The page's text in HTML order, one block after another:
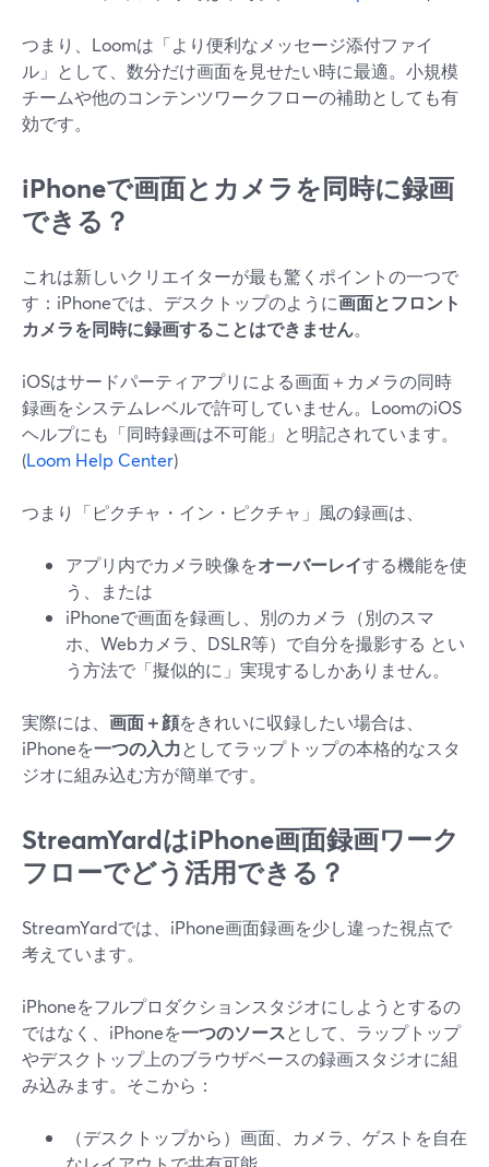
つまり、Loomは「より便利なメッセージ添付ファイ
ル」として、数分だけ画面を見せたい時に最適。小規模
チームや他のコンテンツワークフローの補助としても有
効です。
iPhoneで画面とカメラを同時に録画
できる？
これは新しいクリエイターが最も驚くポイントの一つで
す：iPhoneでは、デスクトップのように画面とフロント
カメラを同時に録画することはできません。
iOSはサードパーティアプリによる画面＋カメラの同時
録画をシステムレベルで許可していません。LoomのiOS
ヘルプにも「同時録画は不可能」と明記されています。
(Loom Help Center)
つまり「ピクチャ・イン・ピクチャ」風の録画は、
アプリ内でカメラ映像をオーバーレイする機能を使
う、または
iPhoneで画面を録画し、別のカメラ（別のスマ
ホ、Webカメラ、DSLR等）で自分を撮影する とい
う方法で「擬似的に」実現するしかありません。
実際には、 画面＋顔をきれいに収録したい場合は、
iPhoneを一つの入力としてラップトップの本格的なスタ
ジオに組み込む方が簡単です。
StreamYardはiPhone画面録画ワーク
フローでどう活用できる？
StreamYardでは、iPhone画面録画を少し違った視点で
考えています。
iPhoneをフルプロダクションスタジオにしようとするの
ではなく、iPhoneを一つのソースとして、ラップトップ
やデスクトップ上のブラウザベースの録画スタジオに組
み込みます。そこから：
（デスクトップから）画面、カメラ、ゲストを自在